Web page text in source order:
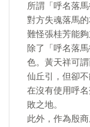
所謂「呼名落
對方失魂落馬
難怪張桂芳能夠
除了「呼名落
色。黃天祥可
仙丘引，但卻
在沒有使用呼
敗之地。
此外，作為殷